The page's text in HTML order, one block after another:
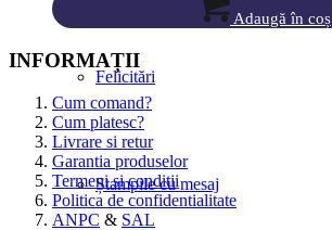
Felicitări
Ștampile cu mesaj
Adaugă în coș
INFORMAȚII
Cum comand?
Cum platesc?
Livrare si retur
Garantia produselor
Termeni si conditii
Politica de confidentialitate
ANPC & SAL